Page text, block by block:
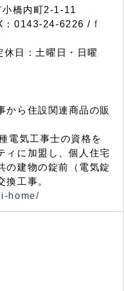
橋内町2-1-11
：0143-24-6226 / f
日：土曜日・日曜
から住設関連商品の販
電気工事士の資格を
ィに加盟し、個人住宅
の建物の錠前（電気錠
換工事。
home/